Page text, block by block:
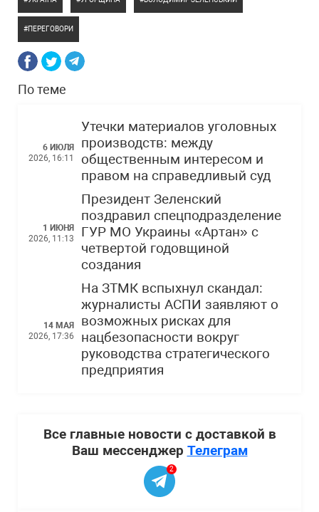
ПЕРЕГОВОРИ
По теме
6 ИЮЛЯ
2026, 16:11
Утечки материалов уголовных
производств: между
общественным интересом и
правом на справедливый суд
1 ИЮНЯ
2026, 11:13
Президент Зеленский
поздравил спецподразделение
ГУР МО Украины «Артан» с
четвертой годовщиной
создания
14 МАЯ
2026, 17:36
На ЗТМК вспыхнул скандал:
журналисты АСПИ заявляют о
возможных рисках для
нацбезопасности вокруг
руководства стратегического
предприятия
Все главные новости с доставкой в
Ваш мессенджер Телеграм
2